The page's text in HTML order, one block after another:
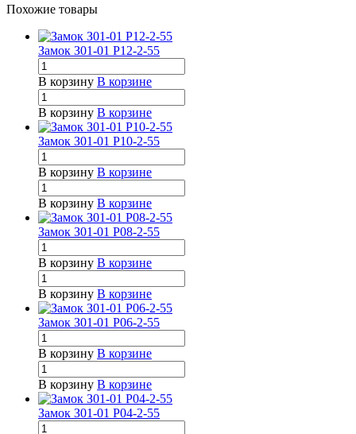
Похожие товары
Замок З01-01 Р12-2-55
В корзину В корзине
В корзину В корзине
Замок З01-01 Р10-2-55
В корзину В корзине
В корзину В корзине
Замок З01-01 Р08-2-55
В корзину В корзине
В корзину В корзине
Замок З01-01 Р06-2-55
В корзину В корзине
В корзину В корзине
Замок З01-01 Р04-2-55